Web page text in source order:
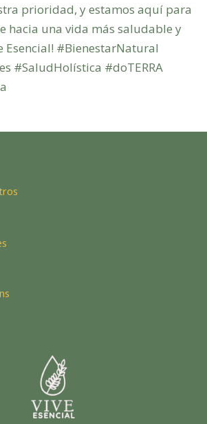
prioridad, y estamos aquí para
hacia una vida más saludable y
Esencial! #BienestarNatural
#SaludHolística #doTERRA